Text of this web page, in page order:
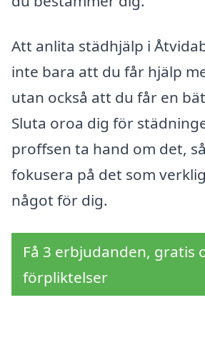
Att anlita städhjälp i
inte bara att du får hjälp
utan också att du får en
Sluta oroa dig för
proffsen ta hand om det,
fokusera på det som
något för dig.
Få 3 erbjudanden, gratis
förpliktelser